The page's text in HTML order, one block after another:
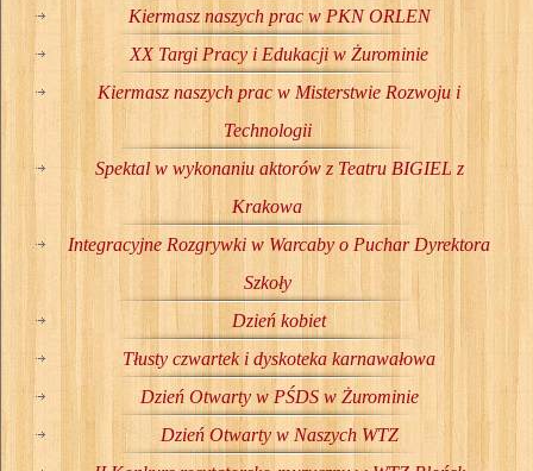
Kiermasz naszych prac w PKN ORLEN
XX Targi Pracy i Edukacji w Żurominie
Kiermasz naszych prac w Misterstwie Rozwoju i
Technologii
Spektal w wykonaniu aktorów z Teatru BIGIEL z
Krakowa
Integracyjne Rozgrywki w Warcaby o Puchar Dyrektora
Szkoły
Dzień kobiet
Tłusty czwartek i dyskoteka karnawałowa
Dzień Otwarty w PŚDS w Żurominie
Dzień Otwarty w Naszych WTZ